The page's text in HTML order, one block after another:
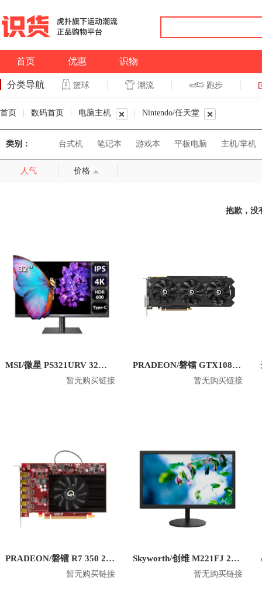
首页 优惠 识物
分类导航 篮球 潮流 跑步
首页 数码首页 电脑主机 Nintendo/任天堂
类别： 台式机 笔记本 游戏本 平板电脑 主机/掌机
人气 价格
抱歉，没
MSI/微星 PS321URV 32英寸4K显示屏
暂无购买链接
PRADEON/磐镭 GTX1080TI 8G 台式机电竞显卡
暂无购买链接
PRADEON/磐镭 R7 350 2G 6miniDP 六屏显卡
暂无购买链接
Skyworth/创维 M221FJ 21.5英寸 1080P平面显示器
暂无购买链接